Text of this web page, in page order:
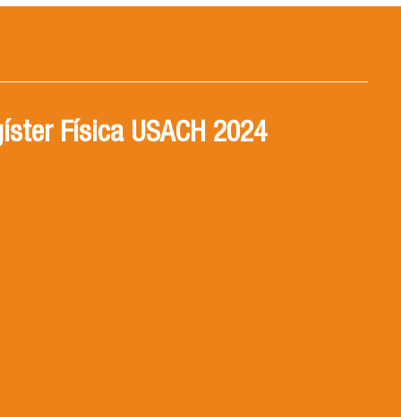
Física USACH 2024